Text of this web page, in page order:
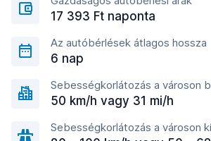
17 393 Ft naponta
Az autóbérlések átlagos hossza
6 nap
Sebességkorlátozás a városon
50 km/h vagy 31 mi/h
Sebességkorlátozás a városon